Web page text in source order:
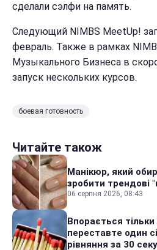
сделали сэлфи на память.
Следующий NIMBS MeetUp!
февраль. Также в рамках
Музыкального Бизнеса в
запуск нескольких курсов.
боевая готовность
Читайте також
Манікюр, який
зробити трендові
06 серпня 2026, 08:43
Впорається
переставте один
рівняння за 30